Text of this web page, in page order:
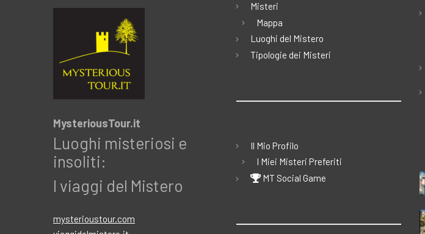
MysteriousTour.it
Luoghi misteriosi e
insoliti:
I viaggi del Mistero
mysterioustour.com
Misteri
Mappa
Luoghi del Mistero
Tipologie dei Misteri
Il Mio Profilo
I Miei Misteri Preferiti
MT Social Game